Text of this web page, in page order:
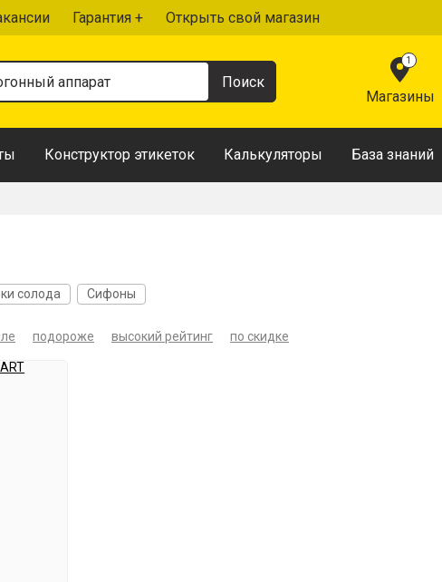
Гарантия + Открыть свой магазин
1
Магазины
Конструктор этикеток Калькуляторы База знаний
солода Сифоны
подороже высокий рейтинг по скидке